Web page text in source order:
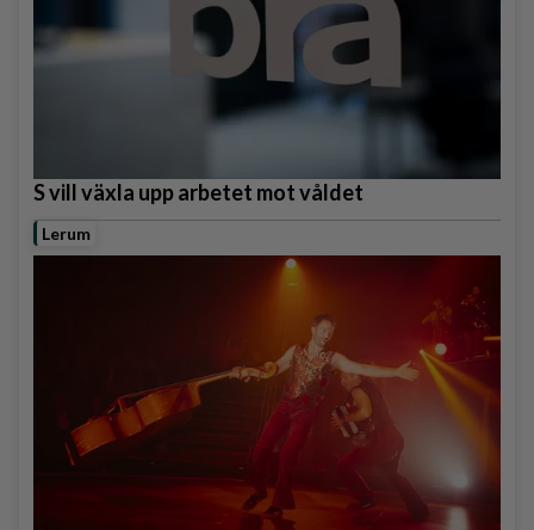
S vill växla upp arbetet mot våldet
Lerum